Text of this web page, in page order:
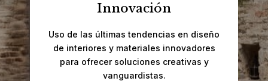
Innovación
Uso de las últimas tendencias en diseño
de interiores y materiales innovadores
para ofrecer soluciones creativas y
vanguardistas.